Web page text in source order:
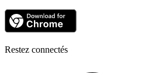
Restez connectés